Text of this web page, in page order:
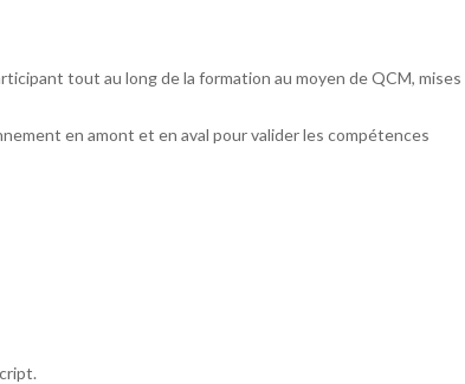
tout au long de la formation au moyen de QCM, mises
en amont et en aval pour valider les compétences